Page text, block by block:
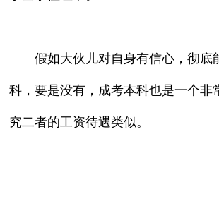
假如大伙儿对自身有信心，彻底
科，要是没有，成考本科也是一个非
究二者的工资待遇类似。